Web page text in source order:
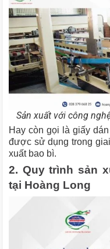
Sản xuất với công
Hay còn gọi là giấy
được sử dụng trong
xuất bao bì.
2. Quy trình sản
tại Hoàng Long